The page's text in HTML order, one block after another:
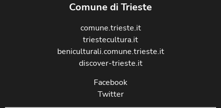
Comune di Trieste
comune.trieste.it
triestecultura.it
beniculturali.comune.trieste.it
discover-trieste.it
Facebook
Twitter